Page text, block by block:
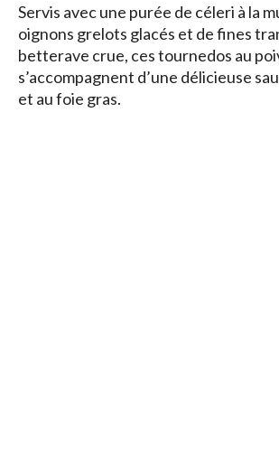
Servis avec une purée de céleri à la
oignons grelots glacés et de fines
betterave crue, ces tournedos au
s’accompagnent d’une délicieuse
et au foie gras.